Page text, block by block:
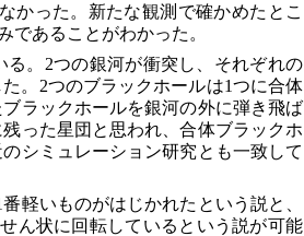
かった。新たな観測で確かめたとこ
であることがわかった。
。2つの銀河が衝突し、それぞれの
。2つのブラックホールは1つに合体
ラックホールを銀河の外に弾き飛ば
った星団と思われ、合体ブラックホ
シミュレーション研究とも一致して
軽いものがはじかれたという説と、
ん状に回転しているという説が可能